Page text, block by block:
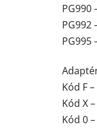
PG990
PG992
PG995
Kód F
Kód X
Kód 0